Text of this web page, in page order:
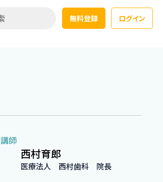
無料登録 ログイン
講師
西村育郎
医療法人 西村歯科 院長